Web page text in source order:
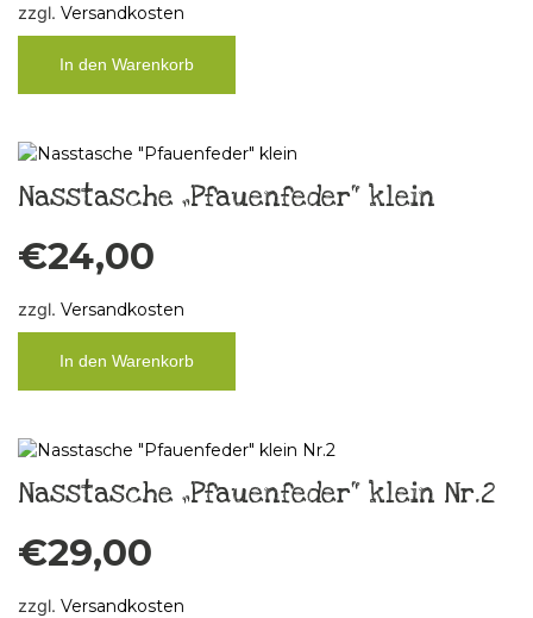
zzgl. Versandkosten
In den Warenkorb
Nasstasche „Pfauenfeder“ klein
€24,00
zzgl. Versandkosten
In den Warenkorb
Nasstasche „Pfauenfeder“ klein Nr.2
€29,00
zzgl. Versandkosten